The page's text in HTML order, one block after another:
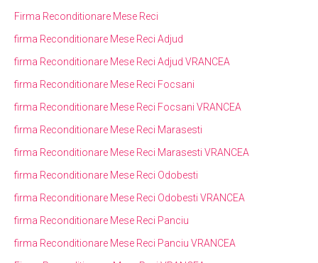
Firma Reconditionare Mese Reci
firma Reconditionare Mese Reci Adjud
firma Reconditionare Mese Reci Adjud VRANCEA
firma Reconditionare Mese Reci Focsani
firma Reconditionare Mese Reci Focsani VRANCEA
firma Reconditionare Mese Reci Marasesti
firma Reconditionare Mese Reci Marasesti VRANCEA
firma Reconditionare Mese Reci Odobesti
firma Reconditionare Mese Reci Odobesti VRANCEA
firma Reconditionare Mese Reci Panciu
firma Reconditionare Mese Reci Panciu VRANCEA